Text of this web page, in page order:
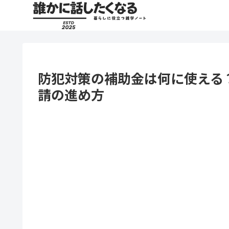
防犯対策の補助金は何に使え
請の進め方